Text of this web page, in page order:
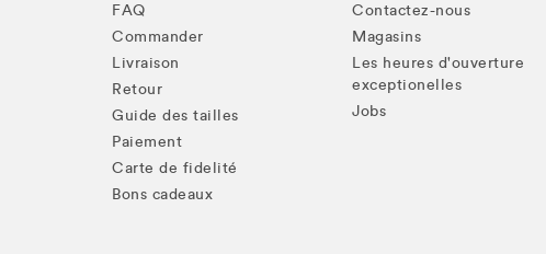
FAQ
Commander
Livraison
Retour
Guide des tailles
Paiement
Carte de fidelité
Bons cadeaux
Contactez-nous
Magasins
Les heures d'ouverture
exceptionelles
Jobs